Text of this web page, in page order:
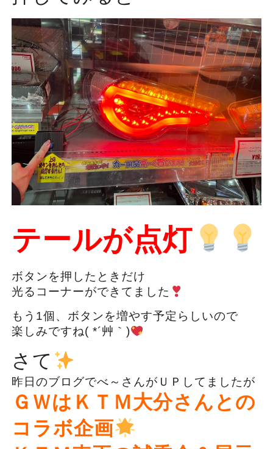
テールが点灯
ボタンを押したときだけ
光るコーナーができてました
もう1個、ボタンを増やす予定らしいので
楽しみですね( *´艸｀)
さて
昨日のブログでべ～さんがＵＰしてましたが
ＧＷはＫＴＭ大分さんとの
コラボ企画